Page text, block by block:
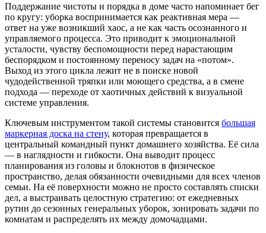
Поддержание чистоты и порядка в доме часто напоминает бег
по кругу: уборка воспринимается как реактивная мера —
ответ на уже возникший хаос, а не как часть осознанного и
управляемого процесса. Это приводит к эмоциональной
усталости, чувству беспомощности перед нарастающим
беспорядком и постоянному переносу задач на «потом».
Выход из этого цикла лежит не в поиске новой
чудодейственной тряпки или моющего средства, а в смене
подхода — переходе от хаотичных действий к визуальной
системе управления.
Ключевым инструментом такой системы становится большая
маркерная доска на стену, которая превращается в
центральный командный пункт домашнего хозяйства. Её сила
— в наглядности и гибкости. Она выводит процесс
планирования из головы и блокнотов в физическое
пространство, делая обязанности очевидными для всех членов
семьи. На её поверхности можно не просто составлять списки
дел, а выстраивать целостную стратегию: от ежедневных
рутин до сезонных генеральных уборок, зонировать задачи по
комнатам и распределять их между домочадцами.